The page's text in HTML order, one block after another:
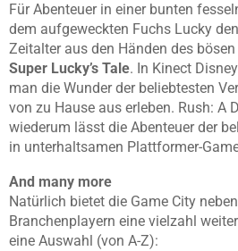
Für Abenteuer in einer bunten
dem aufgeweckten Fuchs Lucky
Zeitalter aus den Händen des
Super Lucky’s Tale. In Kinect
man die Wunder der beliebtesten
von zu Hause aus erleben. Rush: A
wiederum lässt die Abenteuer der
in unterhaltsamen Plattformer-
And many more
Natürlich bietet die Game City
Branchenplayern eine vielzahl
eine Auswahl (von A-Z):